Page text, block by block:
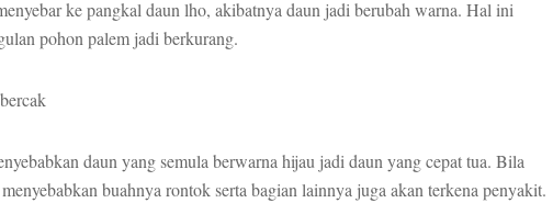
ke pangkal daun lho, akibatnya daun jadi berubah warna. Hal ini
pohon palem jadi berkurang.
daun yang semula berwarna hijau jadi daun yang cepat tua. Bila
buahnya rontok serta bagian lainnya juga akan terkena penyakit.